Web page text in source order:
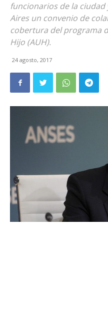
funcionarios de la
Aires un convenio de
cobertura del programa
Hijo (AUH).
24 agosto, 2017